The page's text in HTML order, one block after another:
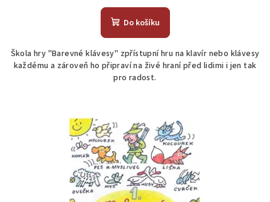
hodnocení
produktu
z
5
hvězdiček.
Do košíku
Škola hry "Barevné klávesy" zpřístupní hru na klavír nebo klávesy
každému a zároveň ho připraví na živé hraní před lidimi i jen tak
pro radost.